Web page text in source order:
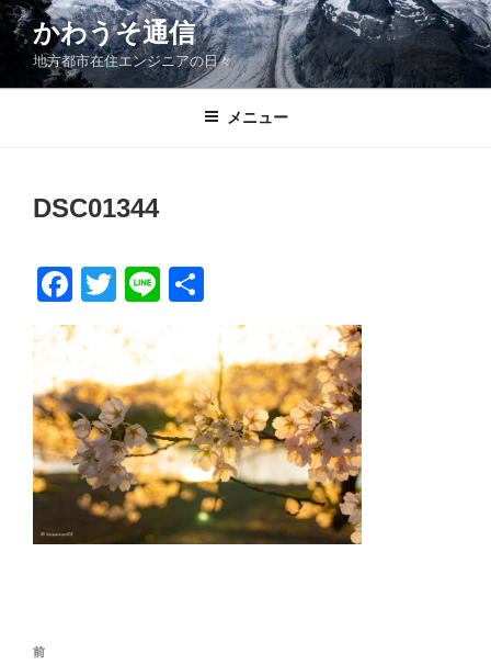
コ
ン
ン
かわうそ通信
地方都市在住エンジニアの日々
メニュー
DSC01344
F
a
c
e
b
o
o
k
T
wi
tt
er
Li
n
有
投
前
前